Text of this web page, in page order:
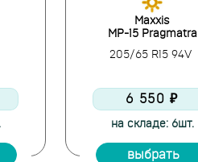
Maxxis
MP-15 Pragmatra
205/65 R15 94V
6 550 ₽
на складе: 6шт.
выбрать